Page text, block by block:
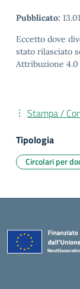
Pubblicato:
Eccetto dove
stato rilasciato
Attribuzione 4.0
Stampa /
Tipologia
Circolari per